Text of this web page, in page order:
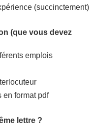
(succinctement)
(que vous devez
emplois
en format pdf
lettre ?